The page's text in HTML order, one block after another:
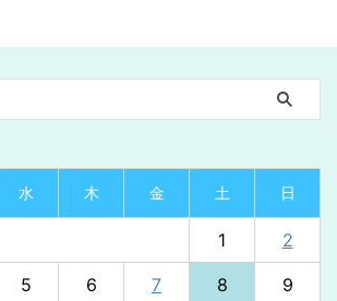
水 木 金 土 日
1 2
5 6 7 8 9